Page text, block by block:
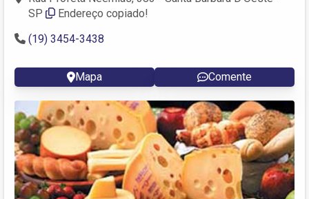
SP
Endereço copiado!
(19) 3454-3438
Mapa Comente